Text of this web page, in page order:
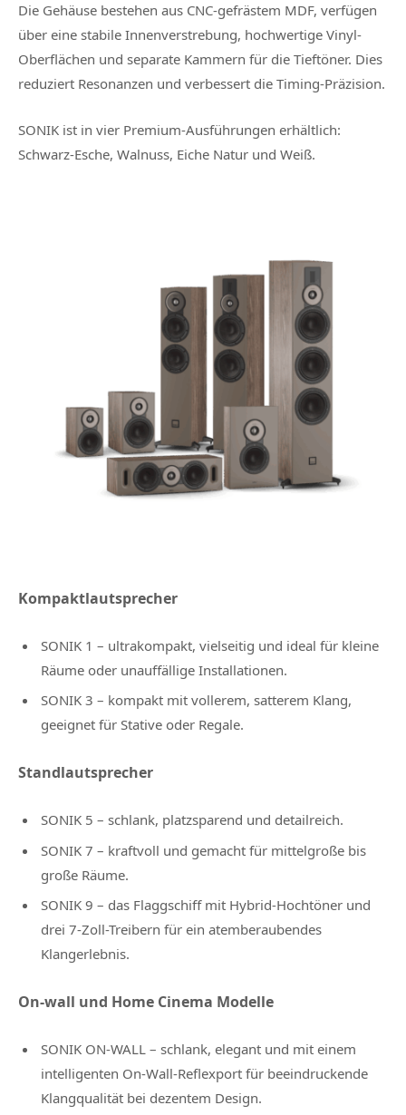
Die Gehäuse bestehen aus CNC-gefrästem MDF, verfügen
über eine stabile Innenverstrebung, hochwertige Vinyl-
Oberflächen und separate Kammern für die Tieftöner. Dies
reduziert Resonanzen und verbessert die Timing-Präzision.
SONIK ist in vier Premium-Ausführungen erhältlich:
Schwarz-Esche, Walnuss, Eiche Natur und Weiß.
Kompaktlautsprecher
SONIK 1 – ultrakompakt, vielseitig und ideal für kleine
Räume oder unauffällige Installationen.
SONIK 3 – kompakt mit vollerem, satterem Klang,
geeignet für Stative oder Regale.
Standlautsprecher
SONIK 5 – schlank, platzsparend und detailreich.
SONIK 7 – kraftvoll und gemacht für mittelgroße bis
große Räume.
SONIK 9 – das Flaggschiff mit Hybrid-Hochtöner und
drei 7-Zoll-Treibern für ein atemberaubendes
Klangerlebnis.
On-wall und Home Cinema Modelle
SONIK ON-WALL – schlank, elegant und mit einem
intelligenten On-Wall-Reflexport für beeindruckende
Klangqualität bei dezentem Design.